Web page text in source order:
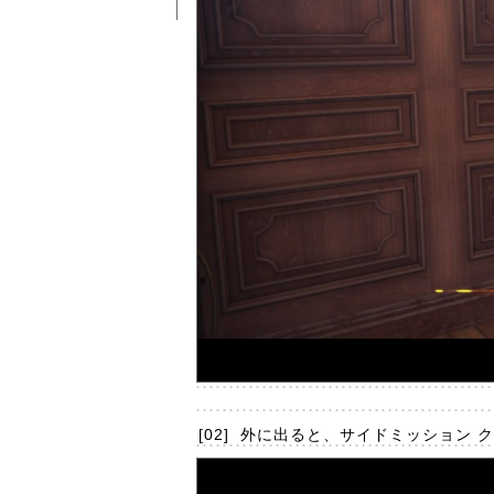
[02] 外に出ると、サイドミッション